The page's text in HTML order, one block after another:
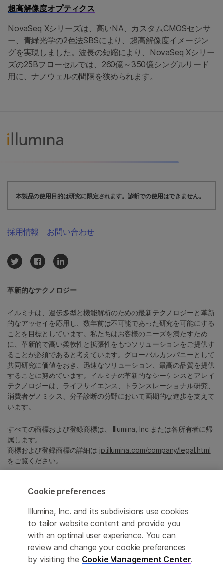
超高解像度オプティクス
NovaSeq Xシリーズは、高いNA、カスタムCMOSセンサ
ー、青緑光学の2色法SBSにより、超高解像度イメージン
グを実現しました。波長の短縮により、NovaSeq Xシリー
ズの25Bフローセルでは、260億～350億シングルリード
用に、ナノウェルの間隔を狭められます。
本製品の使用目的は研究に限定されます。診断での使用はできません。
革新的なテクノロジー
イルミナは、遺伝多型と機能解析のための最新テクノロジーと革新
的なアッセイを応用し、数年前は不可能であった研究を可能にする
ことを目標としています。私たちはお客様のニーズを満たすため
に、革新的で高い柔軟性と拡張性をもつソリューションをご提供す
ることが必須であると考えています。グローバルカンパニーとして
共同研究に価値をおき、迅速なソリューション、最高の品質を提供
することに努めています。イルミナの革新的なシーケンスとアレイ
テクノロジーは、ライフサイエンス、トランスレーショナル研究、
消費者ゲノミクス、分子診断の分野において画期的な進歩を支えて
います。
すべての商標および登録商標は、 Illumina, Inc または各所有者に帰
属します。
商標および登録商標の詳細は jp.illumina.com/company/legal.html
をご覧ください。
Cookie Management Center
プライバシーポリシ
採用情報 お問い合わせ
© 2026 Illumina, Inc. All rights reserved.
Cookie preferences
Illumina, Inc. and its subdivisions use cookies
to tailor website content and provide you
with an optimal user experience. You can
review and change your cookie preferences
by visiting the Cookie Management Center.